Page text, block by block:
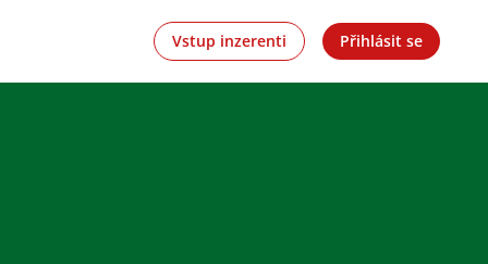
Vstup inzerenti Přihlásit se